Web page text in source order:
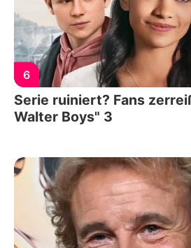
6
Serie ruiniert? Fans
Walter Boys" 3